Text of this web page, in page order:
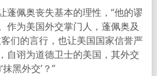
蓬佩奥丧失基本的理性，“他的谬
作为美国外交掌门人，蓬佩奥及
客们的言行，也让美国国家信誉严
自诩为道德卫士的美国，其外交
黑外交’？”